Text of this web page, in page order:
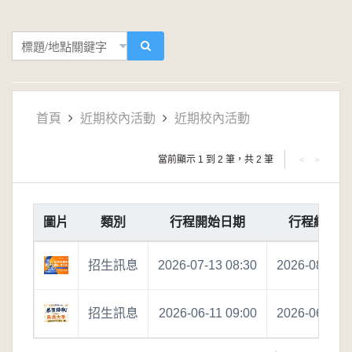
標
題/
首頁 近期校內活動 近期校內活動
< >
當前顯示 1 到 2 筆，共 2 筆
圖片 類別 行程開始日期 行程結束
招生訊息 2026-07-13 08:30 2026-08-17
招生訊息 2026-06-11 09:00 2026-06-14